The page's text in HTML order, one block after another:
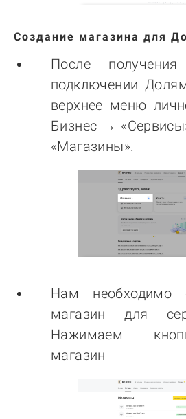
Создание магазина для
После
подключении
верхнее меню
Бизнес →
«Магазины».
Нам необходимо
магазин для
Нажимаем
магазин